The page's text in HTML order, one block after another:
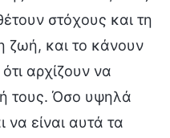
στόχους και τη
ζωή, και το κάνουν
αρχίζουν να
τους. Όσο υψηλά
να είναι αυτά τα